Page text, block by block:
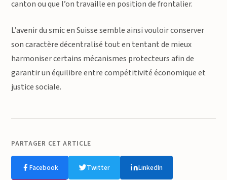
canton ou que l’on travaille en position de frontalier.
L’avenir du smic en Suisse semble ainsi vouloir conserver
son caractère décentralisé tout en tentant de mieux
harmoniser certains mécanismes protecteurs afin de
garantir un équilibre entre compétitivité économique et
justice sociale.
PARTAGER CET ARTICLE
Facebook Twitter LinkedIn